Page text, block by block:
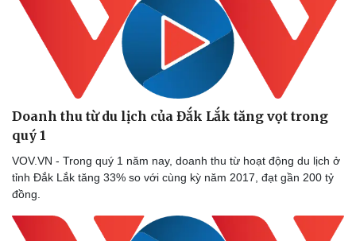
Doanh thu từ du lịch của Đắk Lắk tăng vọt trong
quý 1
VOV.VN - Trong quý 1 năm nay, doanh thu từ hoạt động du lịch ở
tỉnh Đắk Lắk tăng 33% so với cùng kỳ năm 2017, đạt gần 200 tỷ
đồng.